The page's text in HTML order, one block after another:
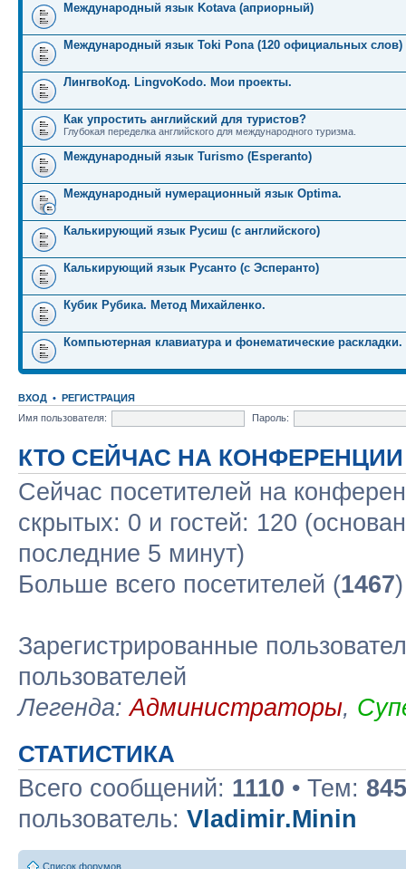
Международный язык Kotava (априорный)
Международный язык Toki Pona (120 официальных слов)
ЛингвоКод. LingvoKodo. Мои проекты.
Как упростить английский для туристов?
Глубокая переделка английского для международного туризма.
Международный язык Turismo (Esperanto)
Международный нумерационный язык Optima.
Калькирующий язык Русиш (с английского)
Калькирующий язык Русанто (с Эсперанто)
Кубик Рубика. Метод Михайленко.
Компьютерная клавиатура и фонематические раскладки.
ВХОД • РЕГИСТРАЦИЯ
Имя пользователя:
Пароль:
КТО СЕЙЧАС НА КОНФЕРЕНЦИИ
Сейчас посетителей на
скрытых: 0 и гостей: 120
последние 5 минут)
Больше всего посетителей (1467
Зарегистрированные
пользователей
Легенда:Администраторы,
СТАТИСТИКА
Всего сообщений: 1110 • Тем: 845
пользователь: Vladimir.Minin
Список форумов